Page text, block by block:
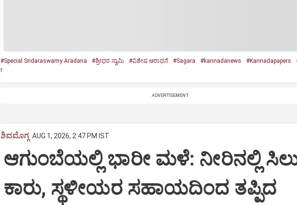
#Special Sridaraswamy Aradana #ಶ್ರೀಧರ ಸ್ವಾಮಿ #ವಿಶೇಷ ಆರಾಧನೆ #Sagara #kannadanews #Kannadapapers
r
ADVERTISEMENT
ಶಿವಮೊಗ್ಗ AUG 1, 2026, 2:47 PM IST
ಆಗುಂಬೆಯಲ್ಲಿ ಭಾರೀ ಮಳೆ: ನೀರಿನಲ್ಲಿ
ಕಾರು, ಸ್ಥಳೀಯರ ಸಹಾಯದಿಂದ ತಪ್ಪಿದ